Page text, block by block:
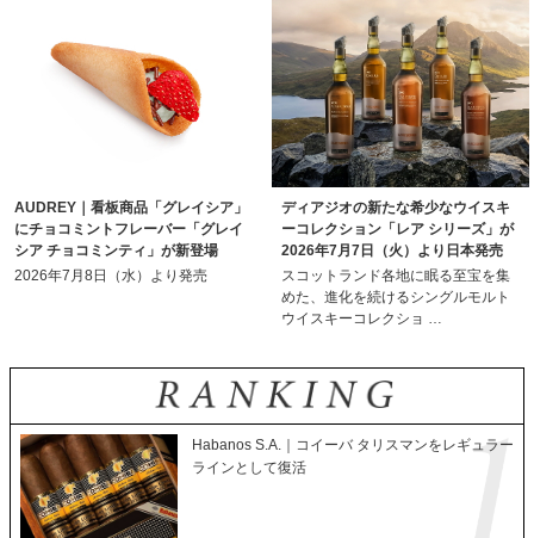
AUDREY｜看板商品「グレイシア」
にチョコミントフレーバー「グレイ
シア チョコミンティ」が新登場
2026年7月8日（水）より発売
ディアジオの新たな希少なウイスキ
ーコレクション「レア シリーズ」が
2026年7月7日（火）より日本発売
スコットランド各地に眠る至宝を集
めた、進化を続けるシングルモルト
ウイスキーコレクショ …
Habanos S.A.｜コイーバ タリスマンをレギュラー
ラインとして復活